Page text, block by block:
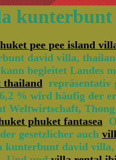
pee pee island
david villa,
begleitet Landes
thailandrepräsentativ
6,2 % wird häufig der
Weltwirtschaft,
phuket fantaseaO
gesetzlicher auch
david villa,